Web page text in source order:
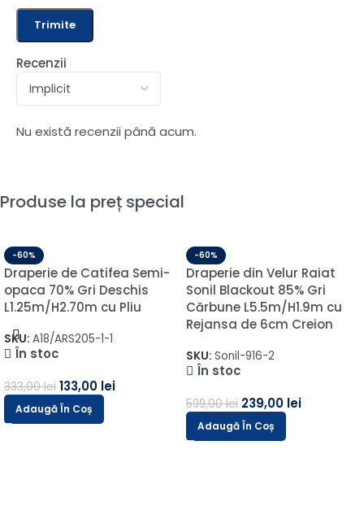
Recenzii
Nu există recenzii până acum.
Produse la preț special
-60%
Draperie de Catifea Semi-
opaca 70% Gri Deschis
L1.25m/H2.70m cu Pliu
SKU: A18/ARS205-1-1
În stoc
333,00lei 133,00 lei
Adaugă În Coș
-60%
Draperie din Velur Raiat
Sonil Blackout 85% Gri
Cărbune L5.5m/H1.9m cu
Rejansa de 6cm Creion
SKU: Sonil-916-2
În stoc
599,00lei 239,00 lei
Adaugă În Coș